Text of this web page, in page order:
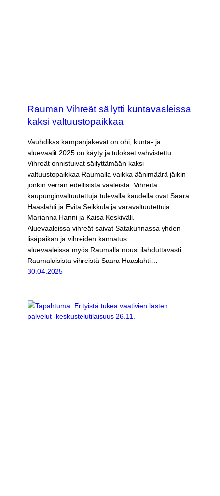
Rauman Vihreät säilytti kuntavaaleissa
kaksi valtuustopaikkaa
Vauhdikas kampanjakevät on ohi, kunta- ja
aluevaalit 2025 on käyty ja tulokset vahvistettu.
Vihreät onnistuivat säilyttämään kaksi
valtuustopaikkaa Raumalla vaikka äänimäärä jäikin
jonkin verran edellisistä vaaleista. Vihreitä
kaupunginvaltuutettuja tulevalla kaudella ovat Saara
Haaslahti ja Evita Seikkula ja varavaltuutettuja
Marianna Hanni ja Kaisa Keskiväli.
Aluevaaleissa vihreät saivat Satakunnassa yhden
lisäpaikan ja vihreiden kannatus
aluevaaleissa myös Raumalla nousi ilahduttavasti.
Raumalaisista vihreistä Saara Haaslahti…
30.04.2025